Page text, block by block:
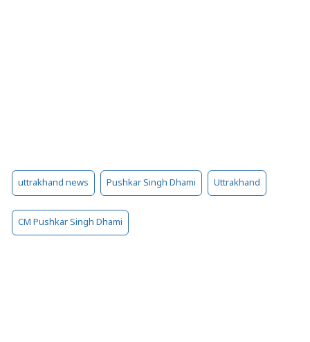
uttrakhand news Pushkar Singh Dhami Uttrakhand
CM Pushkar Singh Dhami